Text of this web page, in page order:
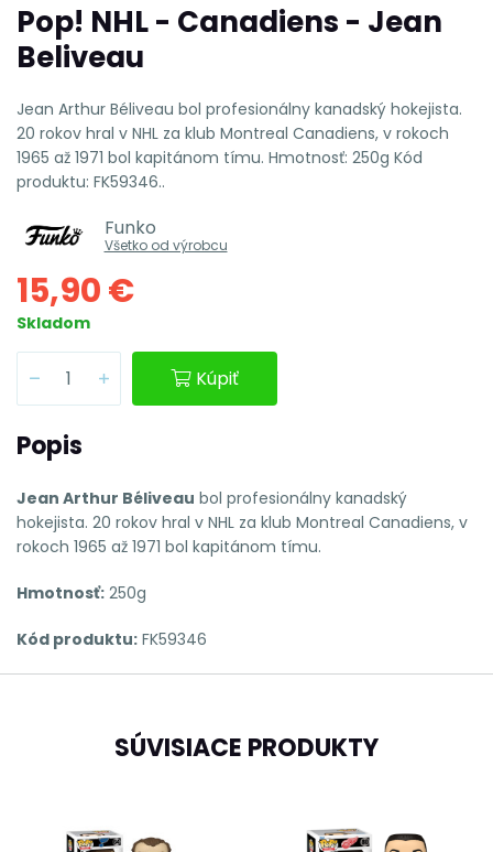
Pop! NHL - Canadiens - Jean
Beliveau
Jean Arthur Béliveau bol profesionálny kanadský hokejista.
20 rokov hral v NHL za klub Montreal Canadiens, v rokoch
1965 až 1971 bol kapitánom tímu. Hmotnosť: 250g Kód
produktu: FK59346..
Funko
Všetko od výrobcu
15,90 €
Skladom
Kúpiť
Popis
Jean Arthur Béliveau bol profesionálny kanadský
hokejista. 20 rokov hral v NHL za klub Montreal Canadiens, v
rokoch 1965 až 1971 bol kapitánom tímu.
Hmotnosť: 250g
Kód produktu: FK59346
SÚVISIACE PRODUKTY